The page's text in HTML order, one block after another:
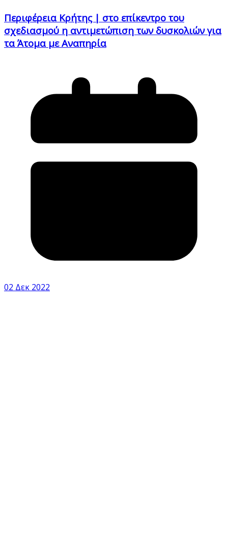
Περιφέρεια Κρήτης | στο επίκεντρο του
σχεδιασμού η αντιμετώπιση των δυσκολιών για
τα Άτομα με Αναπηρία
02 Δεκ 2022